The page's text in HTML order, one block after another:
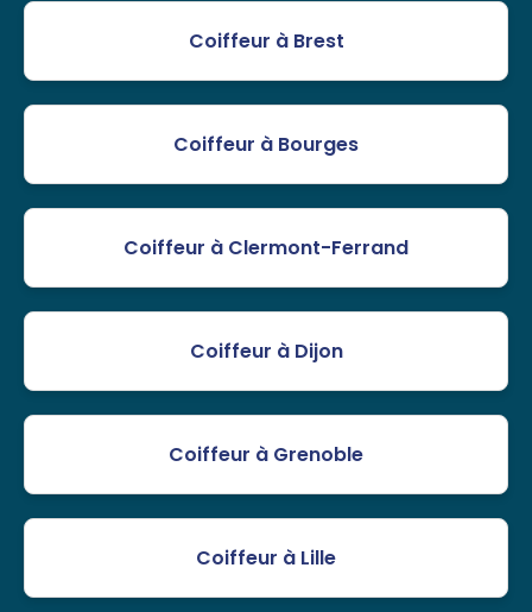
Coiffeur à Brest
Coiffeur à Bourges
Coiffeur à Clermont-Ferrand
Coiffeur à Dijon
Coiffeur à Grenoble
Coiffeur à Lille